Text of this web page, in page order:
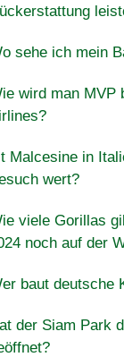
sehe ich mein
wird man MVP
Malcesine in
wert?
viele Gorillas
noch auf der
baut deutsche
der Siam Park